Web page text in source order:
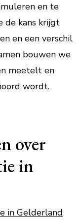
en te
de kans krijgt
en een verschil
bouwen we
meetelt en
wordt.
over
in
in Gelderland